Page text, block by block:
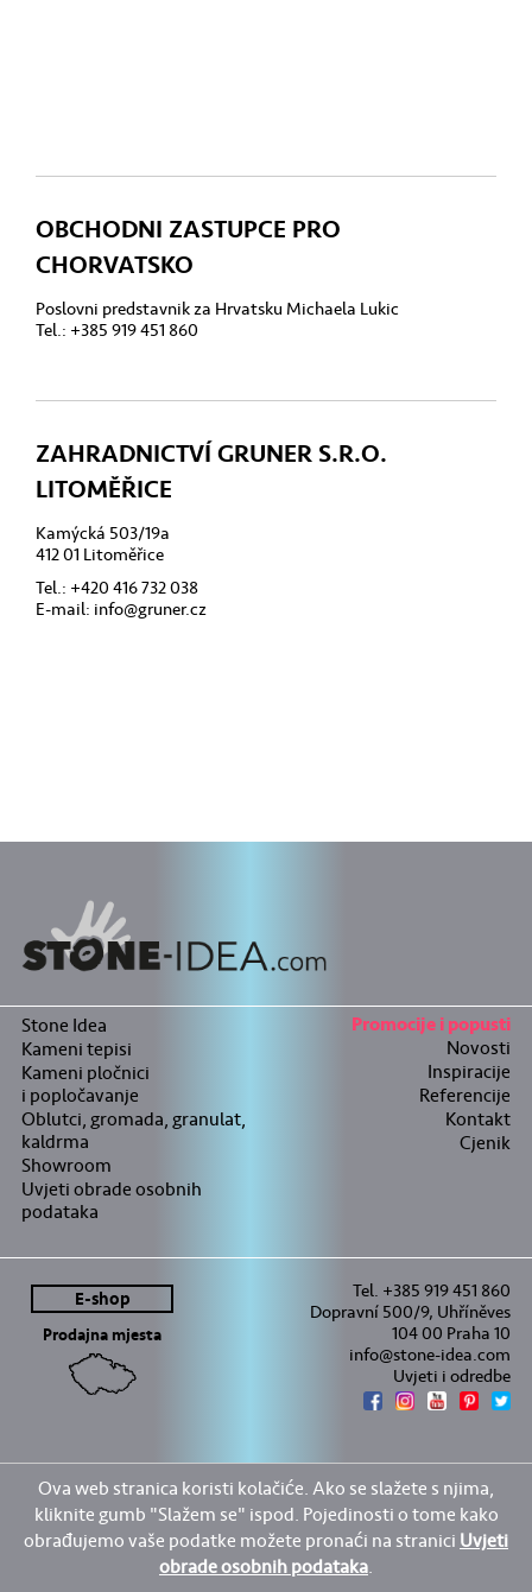
OBCHODNI ZASTUPCE PRO
CHORVATSKO
Poslovni predstavnik za Hrvatsku Michaela Lukic
Tel.: +385 919 451 860
ZAHRADNICTVÍ GRUNER S.R.O.
LITOMĚŘICE
Kamýcká 503/19a
412 01 Litoměřice
Tel.: +420 416 732 038
E-mail: info@gruner.cz
Stone Idea
Kameni tepisi
Kameni pločnici
i popločavanje
Oblutci, gromada, granulat,
kaldrma
Showroom
Uvjeti obrade osobnih
podataka
Promocije i popusti
Novosti
Inspiracije
Referencije
Kontakt
Cjenik
E-shop
Prodajna mjesta
Tel. +385 919 451 860
Dopravní 500/9, Uhříněves
104 00 Praha 10
info@stone-idea.com
Uvjeti i odredbe
Ova web stranica koristi kolačiće. Ako se slažete s njima,
kliknite gumb "Slažem se" ispod. Pojedinosti o tome kako
obrađujemo vaše podatke možete pronaći na straniciUvjeti
obrade osobnih podataka.